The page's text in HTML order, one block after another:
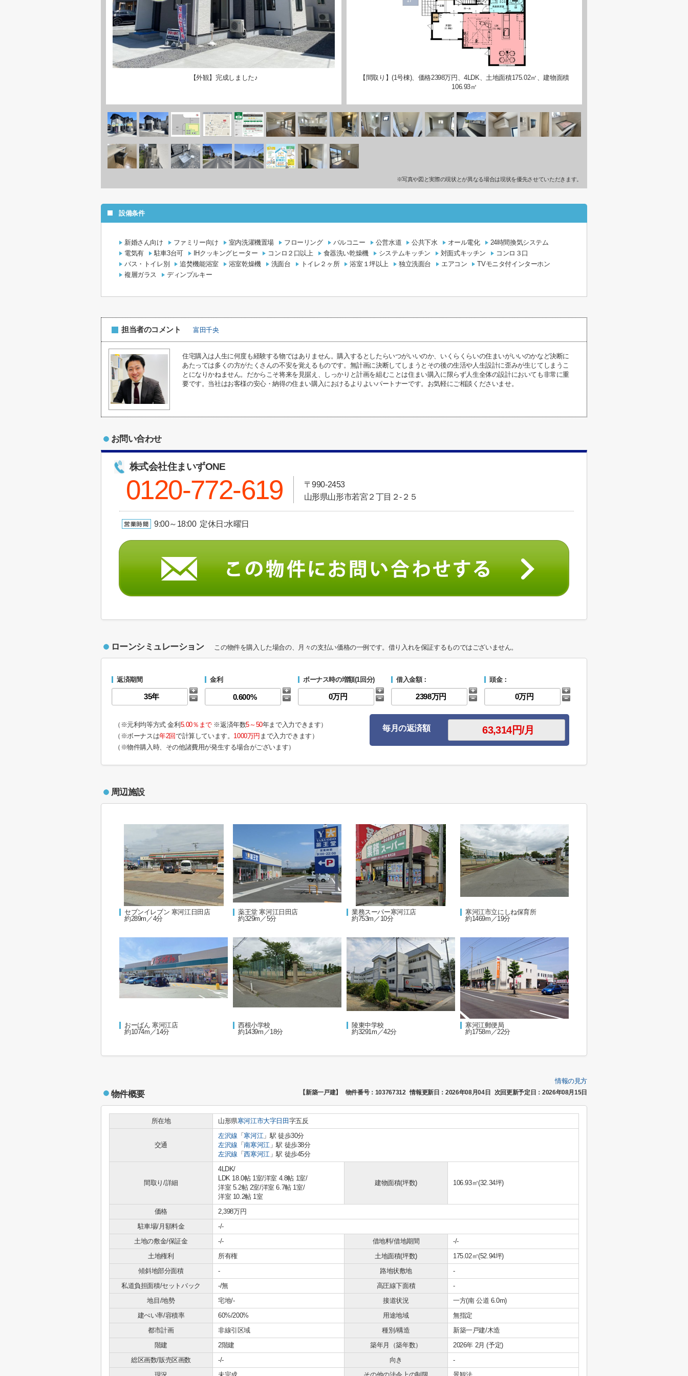
【外観】完成しました♪
【間取り】(1号棟)、価格2398万円、4LDK、土地面積175.02㎡、建物面積
106.93㎡
※写真や図と実際の現状とが異なる場合は現状を優先させていただきます。
設備条件
新婚さん向け ファミリー向け 室内洗濯機置場 フローリング バルコニー 公営水道 公共下水 オール電化
24時間換気システム
電気有
駐車3台可 IHクッキングヒーター コンロ２口以上 食器洗い乾燥機 システムキッチン 対面式キッチン
コンロ３口
バス・トイレ別
追焚機能浴室 浴室乾燥機 洗面台 トイレ２ヶ所 浴室１坪以上 独立洗面台 エアコン
TVモニタ付インターホン
複層ガラス
ディンプルキー
担当者のコメント 富田千央
住宅購入は人生に何度も経験する物ではありません。購入するとしたらいつがいいのか、いくらくらいの住まいがいいのかなど決断に
あたっては多くの方がたくさんの不安を覚えるものです。無計画に決断してしまうとその後の生活や人生設計に歪みが生じてしまうこ
とになりかねません。だからこそ将来を見据え、しっかりと計画を組むことは住まい購入に限らず人生全体の設計においても非常に重
要です。当社はお客様の安心・納得の住まい購入におけるよりよいパートナーです。お気軽にご相談くださいませ。
お問い合わせ
株式会社住まいずONE
0120-772-619
〒990-2453
山形県山形市若宮２丁目２-２５
9:00～18:00 定休日:水曜日
ローンシミュレーション この物件を購入した場合の、月々の支払い価格の一例です。借り入れを保証するものではございません。
返済期間 金利 ボーナス時の増額(1回分) 借入金額： 頭金：
（※元利均等方式 金利 5.00％まで※返済年数5～50年まで入力できます）
（※ボーナスは年2回で計算しています。 1000万円 まで入力できます）
（※物件購入時、その他諸費用が発生する場合がございます）
毎月の返済額
周辺施設
セブンイレブン 寒河江日田店
約289m／4分
薬王堂 寒河江日田店
約329m／5分
業務スーパー寒河江店
約753m／10分
寒河江市立にしね保育所
約1469m／19分
おーばん 寒河江店
約1074m／14分
西根小学校
約1439m／18分
陵東中学校
約3291m／42分
寒河江郵便局
約1758m／22分
情報の見方
物件概要 【新築一戸建】 物件番号：103767312 情報更新日：2026年08月04日 次回更新予定日：2026年08月15日
所在地 山形県寒河江市大字日田 字五反
交通
左沢線 「寒河江」駅 徒歩30分
左沢線 「南寒河江」駅 徒歩38分
左沢線 「西寒河江」駅 徒歩45分
間取り/詳細
4LDK/
LDK 18.0帖 1室/洋室 4.8帖 1室/
洋室 5.2帖 2室/洋室 6.7帖 1室/
洋室 10.2帖 1室
建物面積(坪数) 106.93㎡(32.34坪)
価格
2,398万円
駐車場/月額料金
-/-
土地の敷金/保証金
-/- 借地料/借地期間
-/-
土地権利
所有権 土地面積(坪数)
175.02㎡(52.94坪)
傾斜地部分面積
- 路地状敷地
-
私道負担面積/セットバック
-/無 高圧線下面積
-
地目/地勢
宅地/- 接道状況
一方(南 公道 6.0m)
建ぺい率/容積率
60%/200% 用途地域
無指定
都市計画
非線引区域 種別/構造
新築一戸建/木造
階建
2階建 築年月（築年数）
2026年 2月 (予定)
総区画数/販売区画数
-/- 向き
-